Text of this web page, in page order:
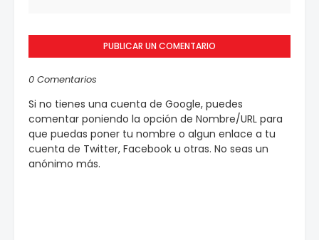
PUBLICAR UN COMENTARIO
0 Comentarios
Si no tienes una cuenta de Google, puedes
comentar poniendo la opción de Nombre/URL para
que puedas poner tu nombre o algun enlace a tu
cuenta de Twitter, Facebook u otras. No seas un
anónimo más.